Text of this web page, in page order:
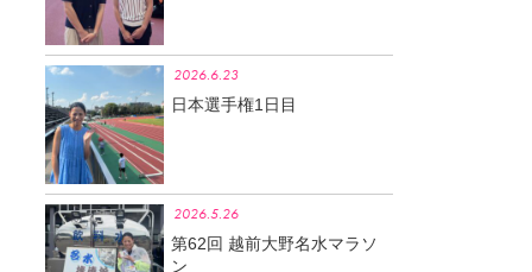
2026.6.23
日本選手権1日目
2026.5.26
第62回 越前大野名水マラソ
ン